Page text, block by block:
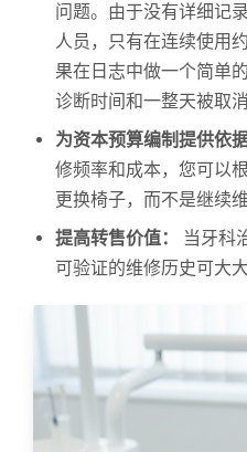
问题。由于没有详细记
人员，只有在连续使用
果在日志中做一个简单
诊断时间和一整天被取消
为资本预算编制提供依据
修频率和成本，您可以
更换椅子，而不是继续维
提高转售价值：
当牙科
可验证的维修历史可大